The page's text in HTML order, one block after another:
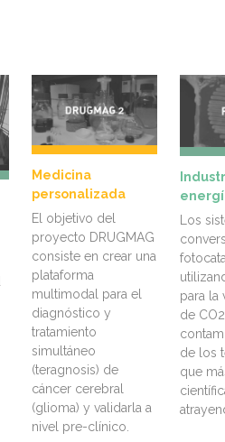
Medicina
personalizada
El objetivo del
proyecto DRUGMAG
consiste en crear una
plataforma
multimodal para el
diagnóstico y
tratamiento
simultáneo
(teragnosis) de
cáncer cerebral
(glioma) y validarla a
nivel pre-clínico.
Los
para la
de
de los
que